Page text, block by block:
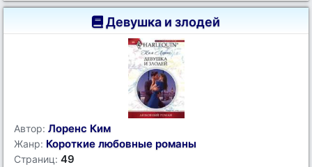
Девушка и злодей
Автор: Лоренс Ким
Жанр: Короткие любовные романы
Страниц: 49